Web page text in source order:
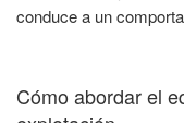
conduce a un
Cómo abordar el